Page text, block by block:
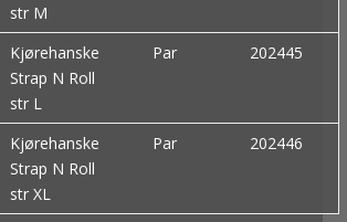
str M
Kjørehanske
Strap N Roll
str L
Par 202445
Kjørehanske
Strap N Roll
str XL
Par 202446